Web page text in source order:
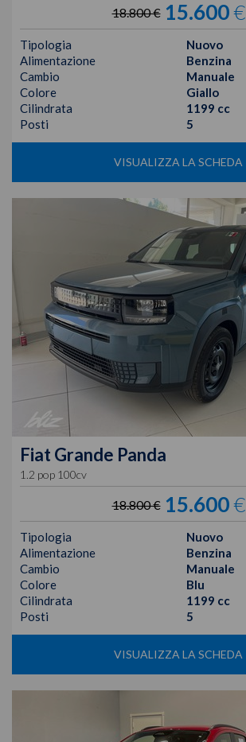
18.800 € 15.600€
Tipologia
Nuovo
Alimentazione
Benzina
Cambio
Manuale
Colore
Giallo
Cilindrata
1199 cc
Posti
5
VISUALIZZA LA SCHEDA
Fiat Grande Panda
1.2 pop 100cv
18.800 € 15.600€
Tipologia
Nuovo
Alimentazione
Benzina
Cambio
Manuale
Colore
Blu
Cilindrata
1199 cc
Posti
5
VISUALIZZA LA SCHEDA